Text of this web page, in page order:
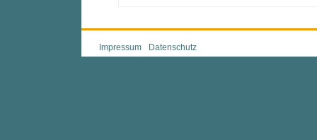
Impressum Datenschutz